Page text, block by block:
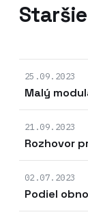
25.09.2023
Malý
21.09.2023
Rozhovor
02.07.2023
Podiel